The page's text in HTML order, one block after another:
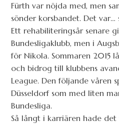
Fürth var nöjda med, men
sönder korsbandet. Det var…
Ett rehabiliteringsår senare
Bundesligaklubb, men i
för Nikola. Sommaren 2015
och bidrog till klubbens
League. Den följande våren
Düsseldorf som med liten
Bundesliga.
Så långt i karriären hade